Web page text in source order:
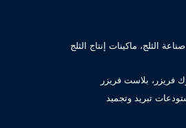
الثلج، ماكينات إنتاج الثلج
فريزر، بلاست فريزر
تبريد وتجميد